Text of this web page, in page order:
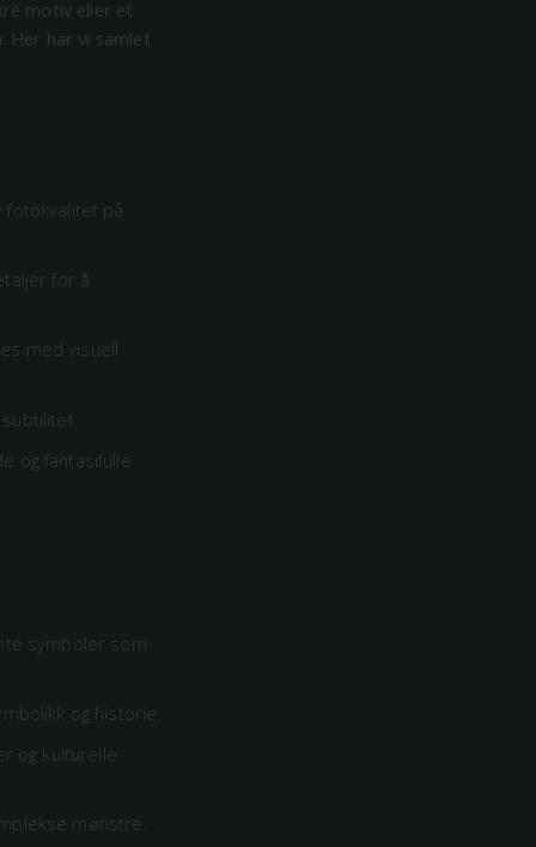
motiv eller et
Her har vi samlet
fotokvalitet på
for å
med visuell
og fantasifulle
symboler som
og historie.
og kulturelle
mønstre.